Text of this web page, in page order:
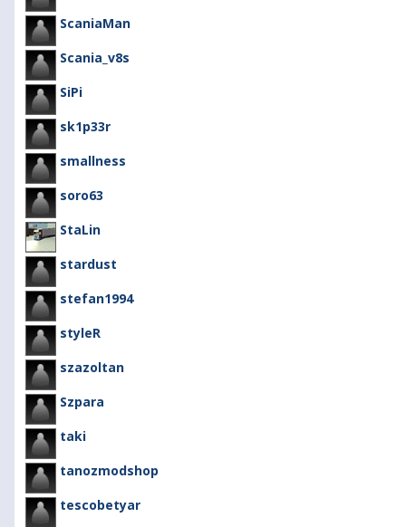
ScaniaMan
Scania_v8s
SiPi
sk1p33r
smallness
soro63
StaLin
stardust
stefan1994
styleR
szazoltan
Szpara
taki
tanozmodshop
tescobetyar